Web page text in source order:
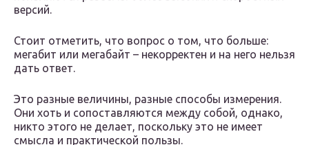
версий.
Стоит отметить, что вопрос о том, что больше:
мегабит или мегабайт – некорректен и на него нельзя
дать ответ.
Это разные величины, разные способы измерения.
Они хоть и сопоставляются между собой, однако,
никто этого не делает, поскольку это не имеет
смысла и практической пользы.